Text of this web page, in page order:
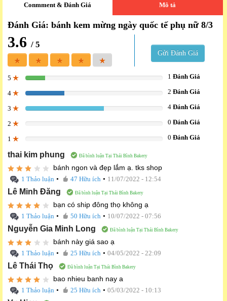
Conmment & Đánh Giá Mô tả
Đánh Giá: bánh kem mừng ngày quốc tế phụ nữ 8/3
3.6 / 5
Gửi Đánh Giá
5 14.285714285714% 1Đánh Giá
4 28.571428571429% 2Đánh Giá
3 57.142857142857% 4Đánh Giá
2 0Đánh Giá
1 0Đánh Giá
thai kim phung Đã bình luận Tại Thái Bình Bakery
bánh ngon và đẹp lắm ạ. tks shop
1 Thảo luận • 47 Hữu ích • 11/07/2022 - 12:54
Lê Minh Đăng Đã bình luận Tại Thái Bình Bakery
bạn có ship đông thọ không ạ
1 Thảo luận • 50 Hữu ích • 10/07/2022 - 07:56
Nguyễn Gia Minh Long Đã bình luận Tại Thái Bình Bakery
bánh này giá sao ạ
1 Thảo luận • 25 Hữu ích • 04/05/2022 - 22:09
Lê Thái Thọ Đã bình luận Tại Thái Bình Bakery
bao nhieu banh nay a
1 Thảo luận • 25 Hữu ích • 05/03/2022 - 10:13